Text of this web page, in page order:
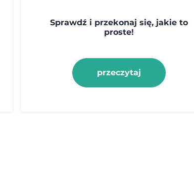
Sprawdź i przekonaj się, jakie to
proste!
przeczytaj